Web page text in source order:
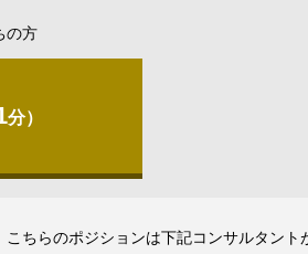
の方
分）
こちらのポジションは下記コンサルタント